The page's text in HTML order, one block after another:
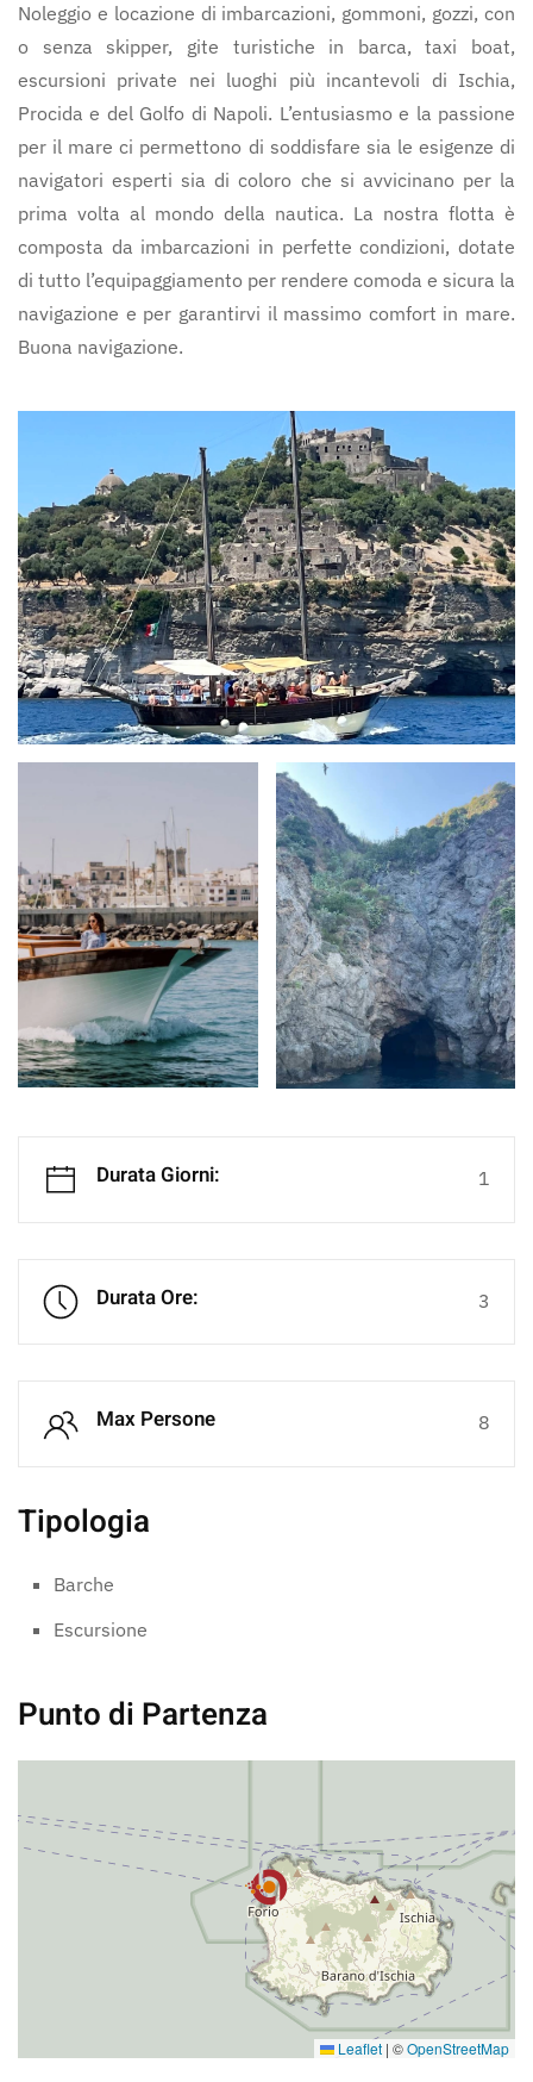
Noleggio e locazione di imbarcazioni, gommoni, gozzi, con
o senza skipper, gite turistiche in barca, taxi boat,
escursioni private nei luoghi più incantevoli di Ischia,
Procida e del Golfo di Napoli. L’entusiasmo e la passione
per il mare ci permettono di soddisfare sia le esigenze di
navigatori esperti sia di coloro che si avvicinano per la
prima volta al mondo della nautica. La nostra flotta è
composta da imbarcazioni in perfette condizioni, dotate
di tutto l’equipaggiamento per rendere comoda e sicura la
navigazione e per garantirvi il massimo comfort in mare.
Buona navigazione.
Durata Giorni: 1
Durata Ore: 3
Max Persone 8
Tipologia
Barche
Escursione
Punto di Partenza
Leaflet | ©OpenStreetMap